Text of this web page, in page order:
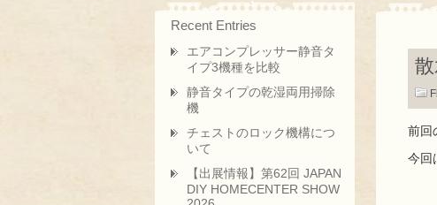
前回
今回
Recent Entries
エアコンプレッサー静音タ
イプ3機種を比較
静音タイプの乾湿両用掃除
機
チェストのロック機構につ
いて
【出展情報】第62回 JAPAN
DIY HOMECENTER SHOW